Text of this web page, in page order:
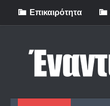
Skip to content
Eπικαιρότητα